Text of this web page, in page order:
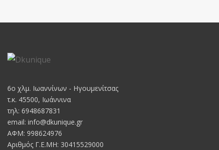
6o χλμ. Ιωαννίνων - Ηγουμενίτσας
τ.κ. 45500, Ιωάννινα
τηλ: 6948687831
email: info@dkunique.gr
ΑΦΜ: 998624976
Αριθμός Γ.Ε.ΜΗ: 30415529000